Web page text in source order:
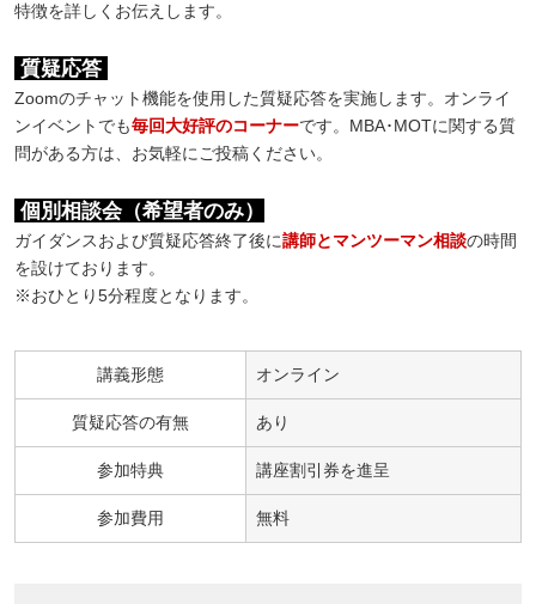
特徴を詳しくお伝えします。
質疑応答
Zoomのチャット機能を使用した質疑応答を実施します。オンライ
ンイベントでも毎回大好評のコーナーです。MBA･MOTに関する質
問がある方は、お気軽にご投稿ください。
個別相談会（希望者のみ）
ガイダンスおよび質疑応答終了後に講師とマンツーマン相談の時間
を設けております。
※おひとり5分程度となります。
講義形態 オンライン
質疑応答の有無 あり
参加特典 講座割引券を進呈
参加費用 無料